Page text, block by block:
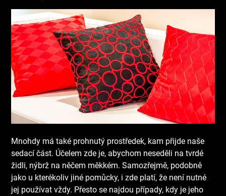
Mnohdy má také prohnutý prostředek, kam přijde naše
sedací část. Účelem zde je, abychom neseděli na tvrdé
židli, nýbrž na něčem měkkém.Samozřejmě, podobně
jako u kterékoliv jiné pomůcky, i zde platí, že není nutné
jej používat vždy. Přesto se najdou případy, kdy je jeho